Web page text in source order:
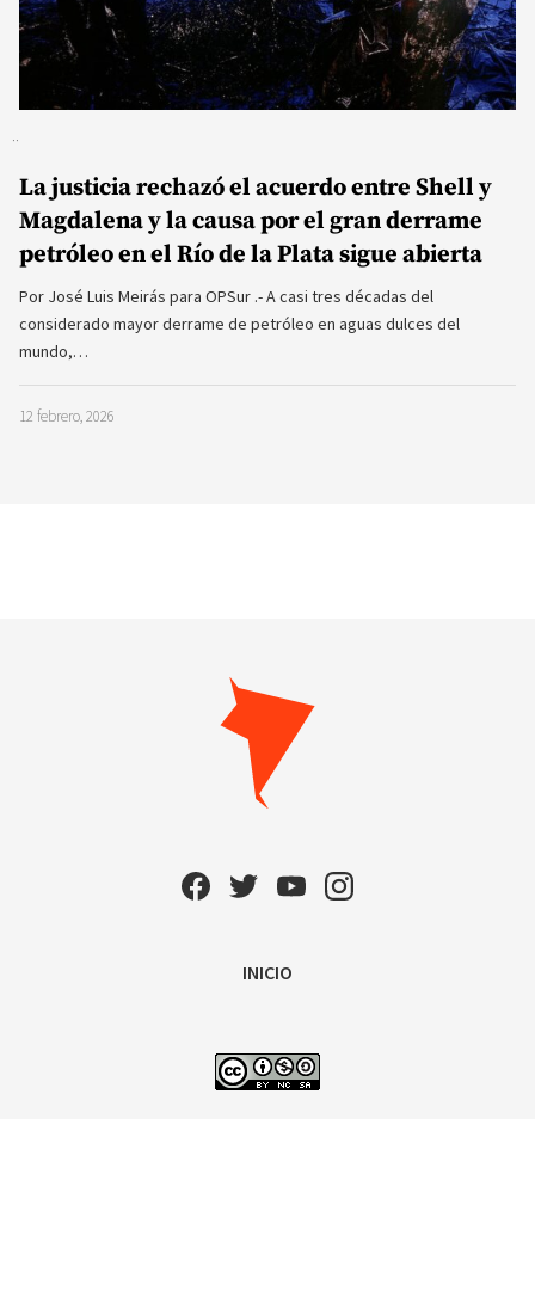
La justicia rechazó el acuerdo entre Shell y
Magdalena y la causa por el gran derrame
petróleo en el Río de la Plata sigue abierta
Por José Luis Meirás para OPSur .- A casi tres décadas del
considerado mayor derrame de petróleo en aguas dulces del
mundo,…
12 febrero, 2026
INICIO